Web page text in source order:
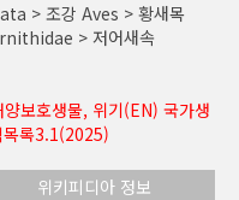
> 조강 Aves > 황새목
> 저어새속
보호생물, 위기(EN) 국가생
록3.1(2025)
위키피디아 정보